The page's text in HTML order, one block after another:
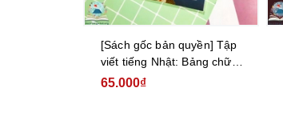
[Sách gốc bản quyền] Tập
viết tiếng Nhật: Bảng chữ
cái Katakana
65.000₫